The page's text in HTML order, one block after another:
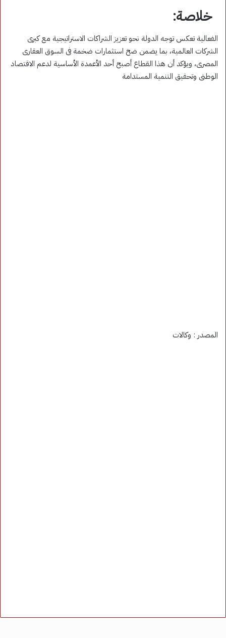
خلاصة:
الفعالية تعكس توجه الدولة نحو تعزيز الشراكات الاستراتيجية مع كبرى
الشركات العالمية، بما يضمن ضخ استثمارات ضخمة فى السوق العقارى
المصرى، ويؤكد أن هذا القطاع أصبح أحد الأعمدة الأساسية لدعم الاقتصاد
الوطنى وتحقيق التنمية المستدامة
المصدر : وكالات